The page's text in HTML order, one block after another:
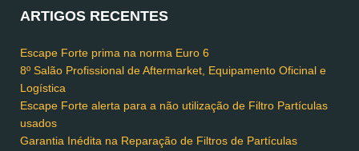
ARTIGOS RECENTES
Escape Forte prima na norma Euro 6
8º Salão Profissional de Aftermarket, Equipamento Oficinal e
Logística
Escape Forte alerta para a não utilização de Filtro Partículas
usados
Garantia Inédita na Reparação de Filtros de Partículas